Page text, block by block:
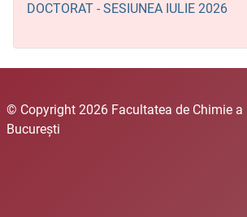
DOCTORAT - SESIUNEA IULIE 2026
© Copyright 2026 Facultatea de Chimie a
Bucureşti